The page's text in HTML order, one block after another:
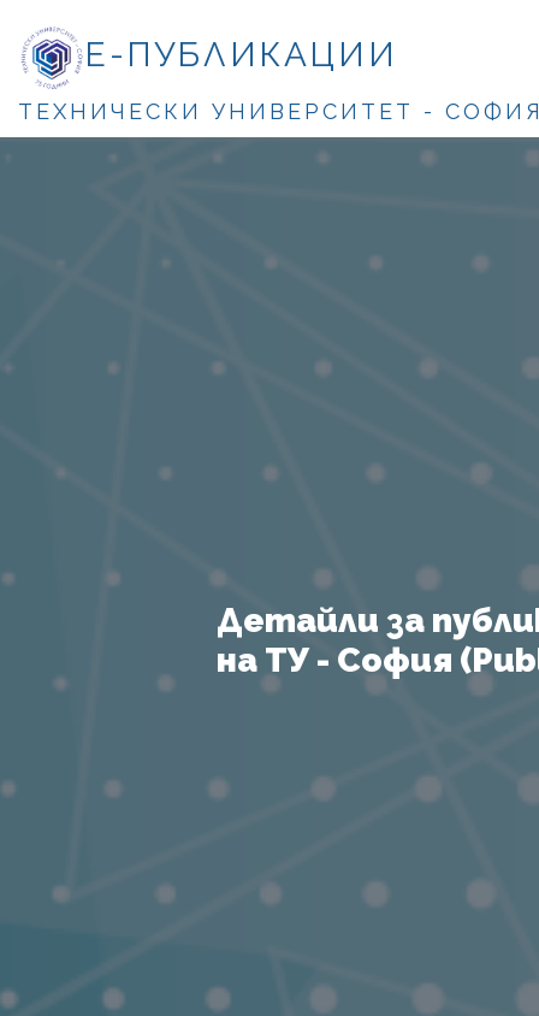
Е-ПУБЛИКАЦИИ
ТЕХНИЧЕСКИ УНИВЕРСИТЕТ -
Детайли за
на ТУ - София